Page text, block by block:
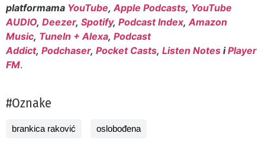
platformama YouTube, Apple Podcasts, YouTube
AUDIO, Deezer, Spotify, Podcast Index, Amazon
Music, TuneIn + Alexa, Podcast
Addict, Podchaser, Pocket Casts, Listen Notes iPlayer
FM.
#Oznake
brankica raković oslobođena